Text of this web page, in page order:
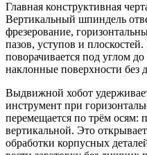
Главная конструктивная
Вертикальный шпиндель
фрезерование,
пазов, уступов и
поворачивается под углом до
наклонные поверхности без
Выдвижной хобот
инструмент при
перемещается по трём осям:
вертикальной. Это
обработки корпусных